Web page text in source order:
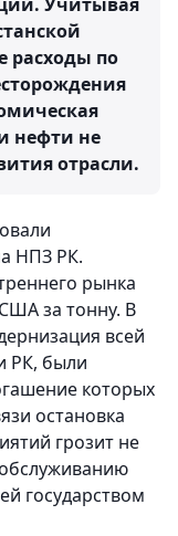
расходы по
нефти не
отрасли.
НПЗ РК.
рынка
за тонну. В
всей
РК, были
которых
остановка
грозит не
государством